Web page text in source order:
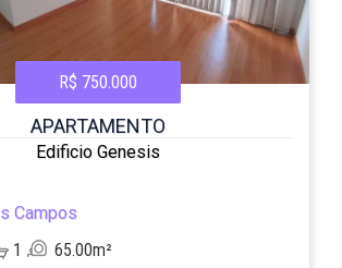
R$ 750.000
APARTAMENTO
Edificio Genesis
Campos
1 65.00m²